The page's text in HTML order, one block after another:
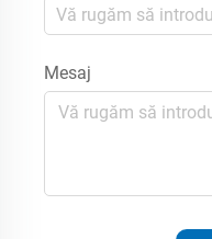
Mesaj